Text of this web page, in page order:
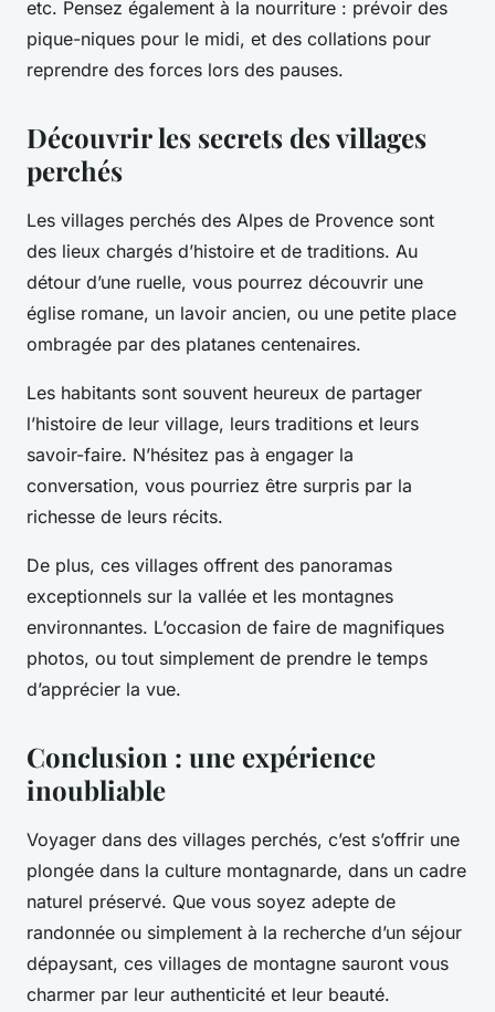
etc. Pensez également à la nourriture : prévoir des
pique-niques pour le midi, et des collations pour
reprendre des forces lors des pauses.
Découvrir les secrets des villages
perchés
Les villages perchés des Alpes de Provence sont
des lieux chargés d’histoire et de traditions. Au
détour d’une ruelle, vous pourrez découvrir une
église romane, un lavoir ancien, ou une petite place
ombragée par des platanes centenaires.
Les habitants sont souvent heureux de partager
l’histoire de leur village, leurs traditions et leurs
savoir-faire. N’hésitez pas à engager la
conversation, vous pourriez être surpris par la
richesse de leurs récits.
De plus, ces villages offrent des panoramas
exceptionnels sur la vallée et les montagnes
environnantes. L’occasion de faire de magnifiques
photos, ou tout simplement de prendre le temps
d’apprécier la vue.
Conclusion : une expérience
inoubliable
Voyager dans des villages perchés, c’est s’offrir une
plongée dans la culture montagnarde, dans un cadre
naturel préservé. Que vous soyez adepte de
randonnée ou simplement à la recherche d’un séjour
dépaysant, ces villages de montagne sauront vous
charmer par leur authenticité et leur beauté.